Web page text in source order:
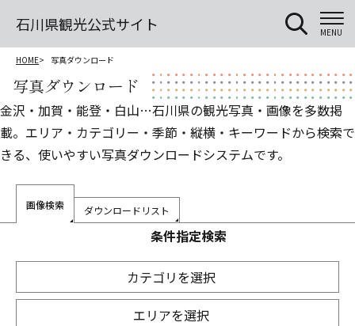
石川県観光公式サイト MENU
HOME 写真ダウンロード
写真ダウンロード
金沢・加賀・能登・白山…石川県の観光写真・画像を多数掲
載。エリア・カテゴリー・季節・縦横・キーワードから検索で
きる、使いやすい写真ダウンロードシステムです。
画像検索 ダウンロードリスト
条件指定検索
カテゴリを選択
エリアを選択